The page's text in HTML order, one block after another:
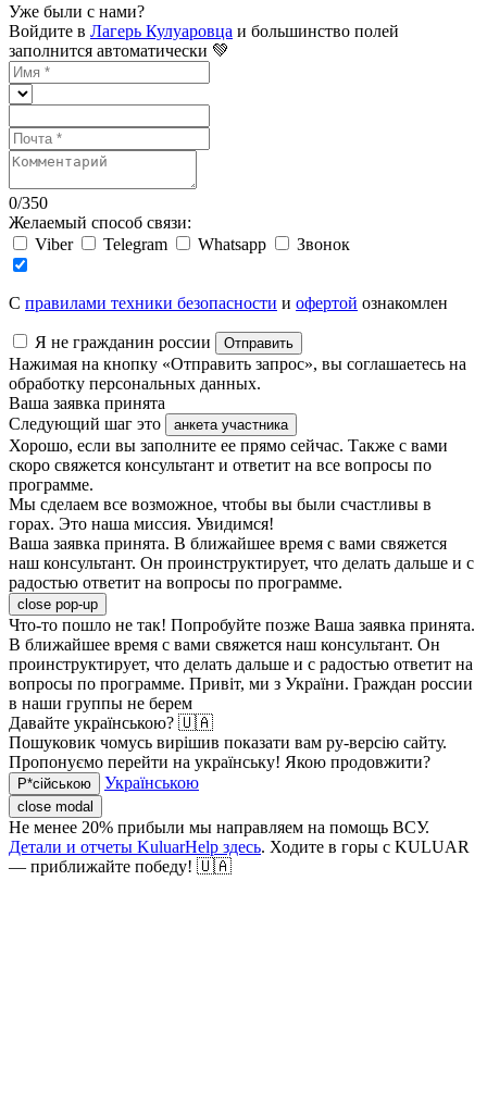
Уже были с нами?
Войдите в Лагерь Кулуаровца и большинство полей
заполнится автоматически 💚
0/350
Желаемый способ связи:
Viber
Telegram Whatsapp Звонок
C правилами техники безопасности и офертой ознакомлен
Я не гражданин россии Отправить
Нажимая на кнопку «Отправить запрос», вы соглашаетесь на
обработку персональных данных.
Ваша заявка принята
Следующий шаг это
анкета участника
Хорошо, если вы заполните ее прямо сейчас. Также с вами
скоро свяжется консультант и ответит на все вопросы по
программе.
Мы сделаем все возможное, чтобы вы были счастливы в
горах. Это наша миссия. Увидимся!
Ваша заявка принята. В ближайшее время с вами свяжется
наш консультант. Он проинструктирует, что делать дальше и с
радостью ответит на вопросы по программе.
close pop-up
Что-то пошло не так! Попробуйте позже Ваша заявка принята.
В ближайшее время с вами свяжется наш консультант. Он
проинструктирует, что делать дальше и с радостью ответит на
вопросы по программе. Привіт, ми з України. Граждан россии
в наши группы не берем
Давайте українською? 🇺🇦
Пошуковик чомусь вирішив показати вам ру-версію сайту.
Пропонуємо перейти на українську! Якою продовжити?
Р*сійською Українською
close modal
Не менее 20% прибыли мы направляем на помощь ВСУ.
Детали и отчеты KuluarHelp здесь. Ходите в горы с KULUAR
— приближайте победу! 🇺🇦